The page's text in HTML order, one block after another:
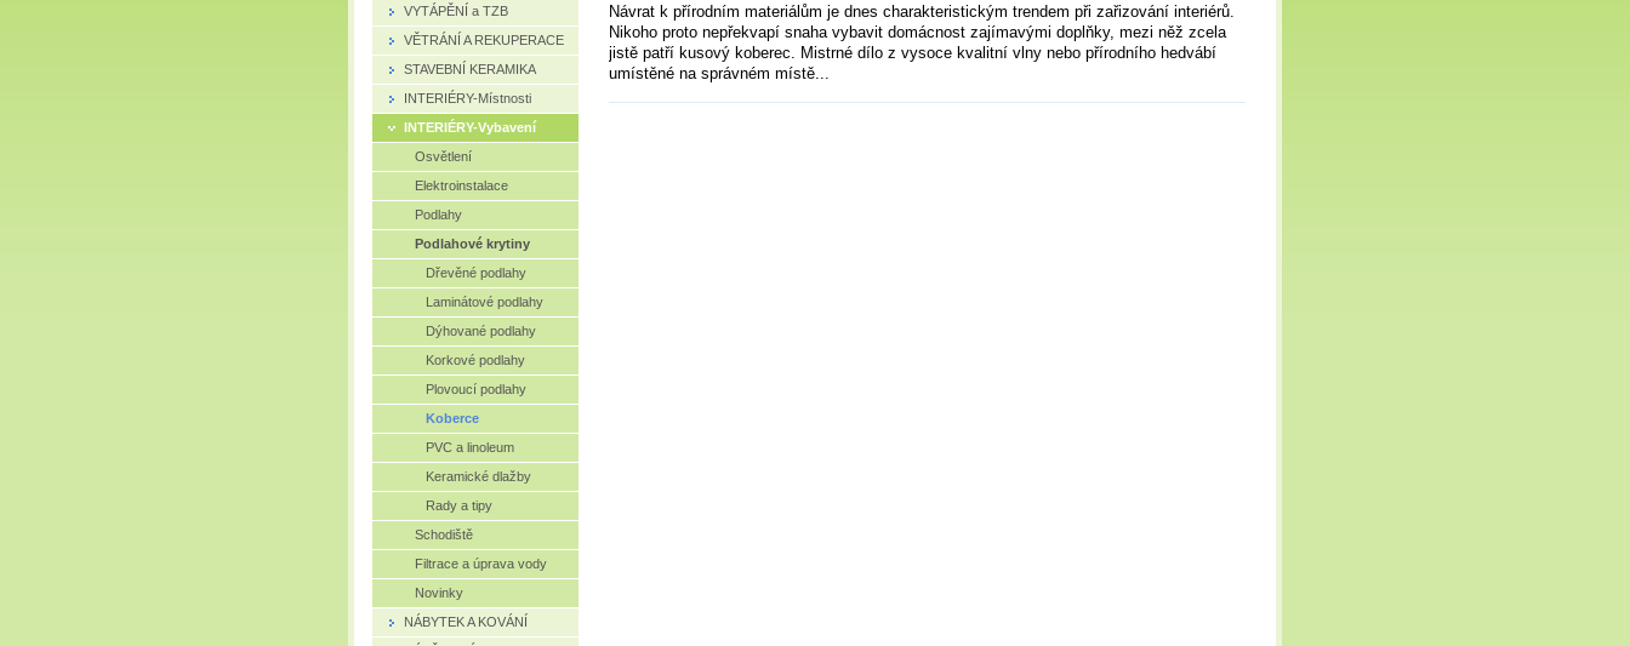
Návrat k přírodním materiálům je dnes charakteristickým trendem při zařizování interiérů.
Nikoho proto nepřekvapí snaha vybavit domácnost zajímavými doplňky, mezi něž zcela
jistě patří kusový koberec. Mistrné dílo z vysoce kvalitní vlny nebo přírodního hedvábí
umístěné na správném místě...
VYTÁPĚNÍ a TZB
VĚTRÁNÍ A REKUPERACE
STAVEBNÍ KERAMIKA
INTERIÉRY-Místnosti
INTERIÉRY-Vybavení
Osvětlení
Elektroinstalace
Podlahy
Podlahové krytiny
Dřevěné podlahy
Laminátové podlahy
Dýhované podlahy
Korkové podlahy
Plovoucí podlahy
Koberce
PVC a linoleum
Keramické dlažby
Rady a tipy
Schodiště
Filtrace a úprava vody
Novinky
NÁBYTEK A KOVÁNÍ